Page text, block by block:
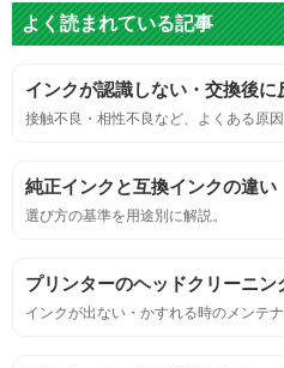
標準カラーサンプルを印刷する。
鮮やか、リアル、彩度、シャープ
にお
よく読まれている記事
インクが認識しない・交換後に
接触不良・相性不良など、よくある原因
純正インクと互換インクの違い
選び方の基準を用途別に解説。
プリンターのヘッドクリーニ
インクが出ない・かすれる時のメンテ